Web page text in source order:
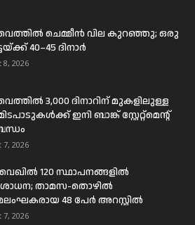
ചെമ്മീൻ വില കുറഞ്ഞു; ഒരു
40–45 ദിനാർ
8, 2026
3,000 ദിനാറിന് മുകളിലുള്ള
ഇനി ബാങ്ക് സ്റ്റേറ്റ്മെന്റ്
7, 2026
120 സ്ഥാപനങ്ങളിൽ
താമസ-തൊഴിൽ
48 പേർ അറസ്റ്റിൽ
7, 2026